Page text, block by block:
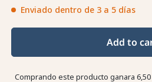
Enviado dentro de 3 a 5 días
Add to
Comprando este producto ganara